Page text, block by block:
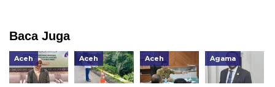
Baca Juga
Aceh Aceh Aceh Agama